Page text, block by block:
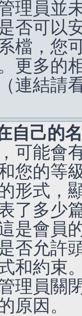
理員並
否可以
檔，您
更多的
連結請
自己的
可能會
您的等
形式，
了多少
是會員
否允許
和約束
理員關
原因。